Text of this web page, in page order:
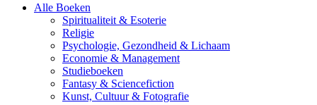
Alle Boeken
Spiritualiteit & Esoterie
Religie
Psychologie, Gezondheid & Lichaam
Economie & Management
Studieboeken
Fantasy & Sciencefiction
Kunst, Cultuur & Fotografie